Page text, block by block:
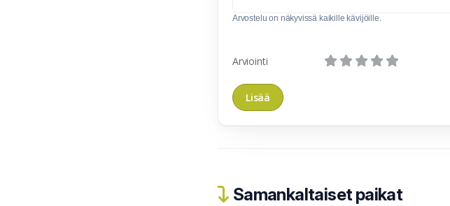
Arvostelu on näkyvissä kaikille kävijöille.
Arviointi
Samankaltaiset paikat